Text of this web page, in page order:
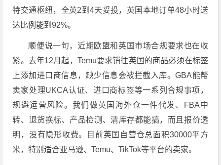
特交通枢纽，全英2到4天妥投，英国本地订单48小时送
达比例能到92%。
顺便说一句，近期欧盟和英国市场合规要求也在收
紧。去年12月起，Temu要求销往英国的商品必须在标签
上添加进口商信息，缺少信息会被拦截入库。GBA能帮
卖家处理UKCA认证、进口商标签等一系列合规事项，
规避运营风险。我们做英国海外仓一件代发、FBA中
转、退货换标、产品检测、清库存都能搞，而且报价透
明，没有隐形收费。目前英国自营仓总面积30000平方
米，特别适合亚马逊、Temu、TikTok等平台的卖家。